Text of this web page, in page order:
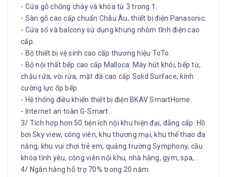
- Cửa gỗ chống cháy và khóa từ 3 trong 1.
- Sàn gỗ cao cấp chuẩn Châu Âu, thiết bị điện Panasonic.
- Cửa sổ và balcony sử dụng khung nhôm tĩnh điện cao
cấp.
- Bộ thiết bị vệ sinh cao cấp thương hiệu ToTo.
- Bộ nội thất bếp cao cấp Malloca: Máy hút khói, bếp từ,
chậu rửa, vòi rửa, mặt đá cao cấp Solid Surface, kính
cường lực ốp bếp.
- Hệ thống điều khiển thiết bị điện BKAV SmartHome.
- Internet an toàn G-Smart.
3/ Tích hợp hơn 50 tiện ích nội khu hiện đại, đẳng cấp: Hồ
bơi Sky view, công viên, khu thương mại, khu thể thao đa
năng, khu vui chơi trẻ em, quảng trường Symphony, cầu
khóa tình yêu, công viên nội khu, nhà hàng, gym, spa,...
4/ Ngân hàng hỗ trợ 70% trong 20 năm.